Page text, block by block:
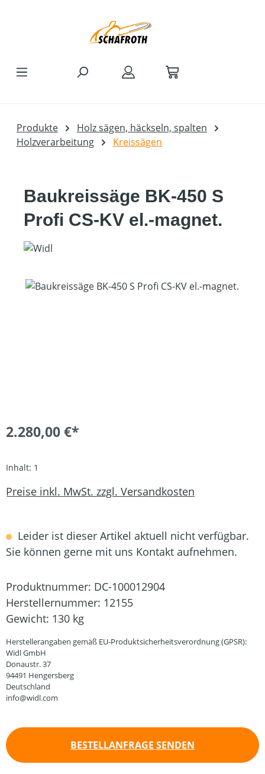
Produkte
Holz sägen, häckseln, spalten
Holzverarbeitung
Kreissägen
Baukreissäge BK-450 S
Profi CS-KV el.-magnet.
Bildergalerie überspringen
2.280,00 €*
Inhalt: 1
Preise inkl. MwSt. zzgl. Versandkosten
Leider ist dieser Artikel aktuell nicht verfügbar.
Sie können gerne mit uns Kontakt aufnehmen.
Produktnummer: DC-100012904
Herstellernummer: 12155
Gewicht: 130 kg
Herstellerangaben gemäß EU-Produktsicherheitsverordnung (GPSR):
Widl GmbH
Donaustr. 37
94491 Hengersberg
Deutschland
info@widl.com
BESTELLANFRAGE SENDEN